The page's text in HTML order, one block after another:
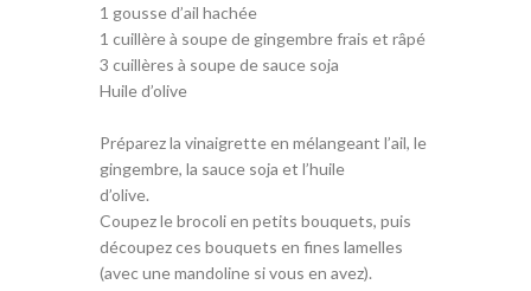
1 gousse d’ail hachée
1 cuillère à soupe de gingembre frais et râpé
3 cuillères à soupe de sauce soja
Huile d’olive
Préparez la vinaigrette en mélangeant l’ail, le
gingembre, la sauce soja et l’huile
d’olive.
Coupez le brocoli en petits bouquets, puis
découpez ces bouquets en fines lamelles
(avec une mandoline si vous en avez).